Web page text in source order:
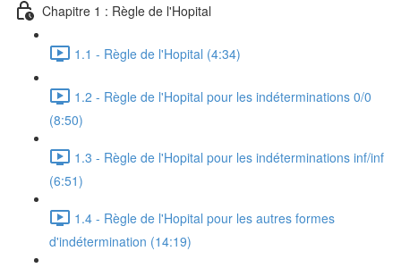
Chapitre 1 : Règle de l'Hopital
1.1 - Règle de l'Hopital (4:34)
1.2 - Règle de l'Hopital pour les indéterminations 0/0
(8:50)
1.3 - Règle de l'Hopital pour les indéterminations inf/inf
(6:51)
1.4 - Règle de l'Hopital pour les autres formes
d'indétermination (14:19)